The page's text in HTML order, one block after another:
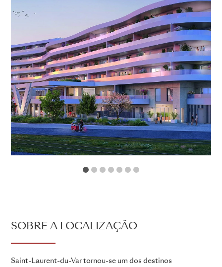
1 2 3 4
SOBRE A LOCALIZAÇÃO
Saint-Laurent-du-Var tornou-se um dos destinos